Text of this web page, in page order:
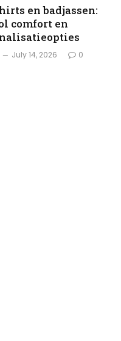
en badjassen:
comfort en
July 14, 2026 0